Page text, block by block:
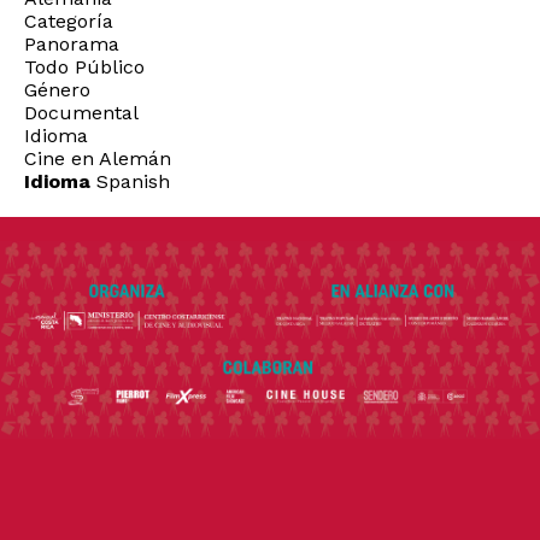
Categoría
Panorama
Todo Público
Género
Documental
Idioma
Cine en Alemán
Idioma Spanish